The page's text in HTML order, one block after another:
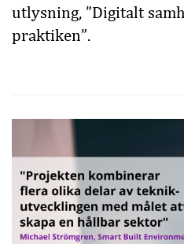
utlysning, ”Digitalt
praktiken”.